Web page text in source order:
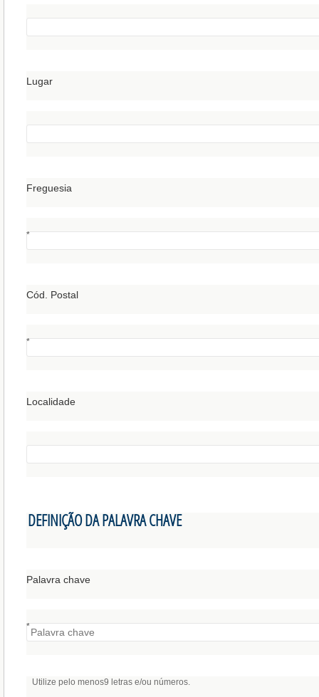
Lugar
Freguesia
*
Cód. Postal
*
Localidade
DEFINIÇÃO DA PALAVRA CHAVE
Palavra chave
*
Utilize pelo menos9 letras e/ou números.